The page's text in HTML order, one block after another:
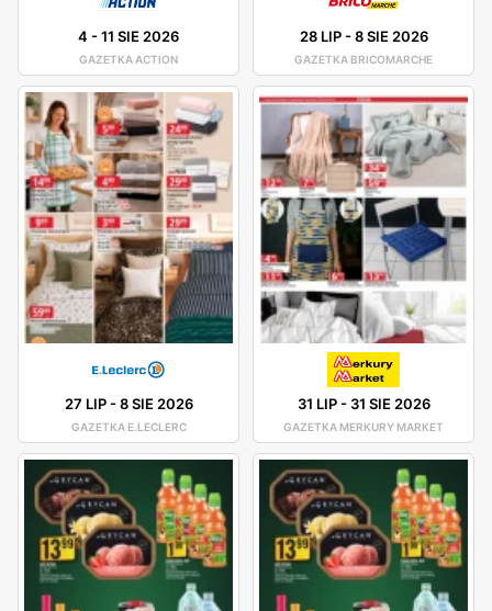
4 -11 SIE 2026
GAZETKA ACTION
28 LIP-8 SIE 2026
GAZETKA BRICOMARCHE
27 LIP-8 SIE 2026
GAZETKA E.LECLERC
31 LIP- 31 SIE 2026
GAZETKA MERKURY MARKET